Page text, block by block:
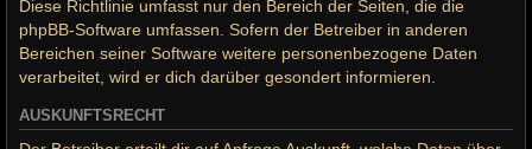
Diese Richtlinie umfasst nur den Bereich der Seiten, die die
phpBB-Software umfassen. Sofern der Betreiber in anderen
Bereichen seiner Software weitere personenbezogene Daten
verarbeitet, wird er dich darüber gesondert informieren.
AUSKUNFTSRECHT